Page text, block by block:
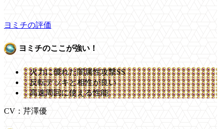
ヨミチの評価
ヨミチのここが強い！
火力に優れた闇属性攻撃SS
反転デッキと相性が良い
高速周回に使える性能
CV：芹澤優